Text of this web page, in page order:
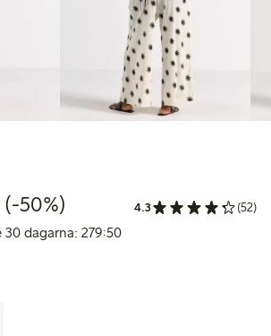
pris: 199,50 kr
pris: 399,00 kr
rabatt
(-50%) 4.3 (52)
30 dagarna: 279:50Lägsta pris senaste 30